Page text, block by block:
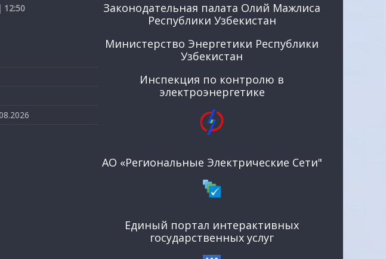
12:50
Законодательная палата Олий Мажлиса
Республики Узбекистан
Министерство Энергетики Республики
Узбекистан
Инспекция по контролю в
электроэнергетике
АО «Региональные Электрические Сети"
Единый портал интерактивных
государственных услуг